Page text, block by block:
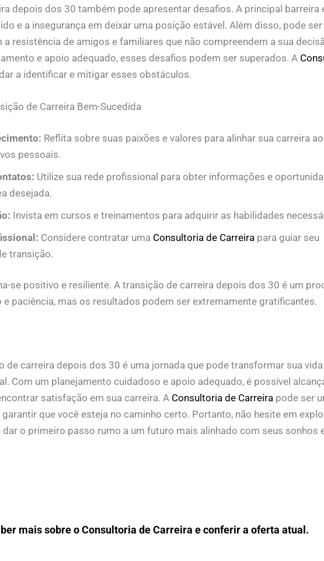
depois dos 30 também pode apresentar desafios. A principal barreira
e a insegurança em deixar uma posição estável. Além disso, pode ser
a resistência de amigos e familiares que não compreendem a sua
e apoio adequado, esses desafios podem ser superados. A
a identificar e mitigar esses obstáculos.
de Carreira Bem-Sucedida
Reflita sobre suas paixões e valores para alinhar sua carreira
pessoais.
Utilize sua rede profissional para obter informações e
desejada.
Invista em cursos e treinamentos para adquirir as habilidades
Considere contratar uma Consultoria de Carreira para guiar seu
transição.
se positivo e resiliente. A transição de carreira depois dos 30 é um
e paciência, mas os resultados podem ser extremamente gratificantes.
de carreira depois dos 30 é uma jornada que pode transformar sua vida
Com um planejamento cuidadoso e apoio adequado, é possível
satisfação em sua carreira. A Consultoria de Carreira pode ser
que você esteja no caminho certo. Portanto, não hesite em
o primeiro passo rumo a um futuro mais alinhado com seus sonhos
mais sobre o Consultoria de Carreira e conferir a oferta atual.